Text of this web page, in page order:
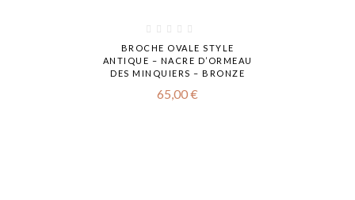
BROCHE OVALE STYLE
ANTIQUE – NACRE D’ORMEAU
DES MINQUIERS – BRONZE
65,00€